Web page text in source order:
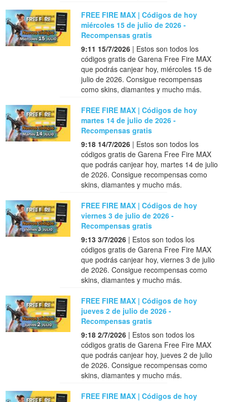
FREE FIRE MAX | Códigos de hoy
miércoles 15 de julio de 2026 -
Recompensas gratis
9:11 15/7/2026 | Estos son todos los
códigos gratis de Garena Free Fire MAX
que podrás canjear hoy, miércoles 15 de
julio de 2026. Consigue recompensas
como skins, diamantes y mucho más.
FREE FIRE MAX | Códigos de hoy
martes 14 de julio de 2026 -
Recompensas gratis
9:18 14/7/2026 | Estos son todos los
códigos gratis de Garena Free Fire MAX
que podrás canjear hoy, martes 14 de julio
de 2026. Consigue recompensas como
skins, diamantes y mucho más.
FREE FIRE MAX | Códigos de hoy
viernes 3 de julio de 2026 -
Recompensas gratis
9:13 3/7/2026 | Estos son todos los
códigos gratis de Garena Free Fire MAX
que podrás canjear hoy, viernes 3 de julio
de 2026. Consigue recompensas como
skins, diamantes y mucho más.
FREE FIRE MAX | Códigos de hoy
jueves 2 de julio de 2026 -
Recompensas gratis
9:18 2/7/2026 | Estos son todos los
códigos gratis de Garena Free Fire MAX
que podrás canjear hoy, jueves 2 de julio
de 2026. Consigue recompensas como
skins, diamantes y mucho más.
FREE FIRE MAX | Códigos de hoy